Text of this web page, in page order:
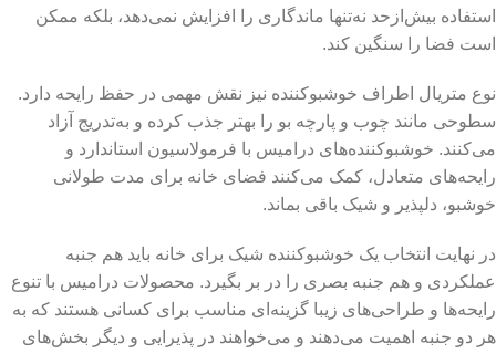
استفاده بیش‌ازحد نه‌تنها ماندگاری را افزایش نمی‌دهد، بلکه ممکن
است فضا را سنگین کند.
نوع متریال اطراف خوشبوکننده نیز نقش مهمی در حفظ رایحه دارد.
سطوحی مانند چوب و پارچه بو را بهتر جذب کرده و به‌تدریج آزاد
می‌کنند. خوشبوکننده‌های درامیس با فرمولاسیون استاندارد و
رایحه‌های متعادل، کمک می‌کنند فضای خانه برای مدت طولانی
خوشبو، دلپذیر و شیک باقی بماند.
در نهایت انتخاب یک خوشبوکننده شیک برای خانه باید هم جنبه
عملکردی و هم جنبه بصری را در بر بگیرد. محصولات درامیس با تنوع
رایحه‌ها و طراحی‌های زیبا گزینه‌ای مناسب برای کسانی هستند که به
هر دو جنبه اهمیت می‌دهند و می‌خواهند در پذیرایی و دیگر بخش‌های